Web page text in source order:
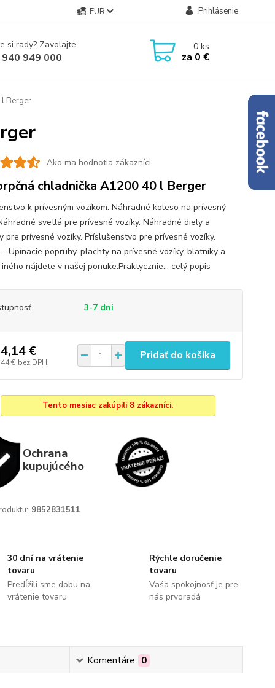
EUR Prihlásenie
si rady? Zavolajte.
949 000
0ks
za 0 €
Berger
Ako ma hodnotia zákazníci
chladnička A1200 40 l Berger
k prívesným vozíkom. Náhradné koleso na prívesný
svetlá pre prívesné vozíky. Náhradné diely a
pre prívesné vozíky. Príslušenstvo pre prívesné vozíky.
Upínacie popruhy, plachty na prívesné vozíky, blatníky a
nájdete v našej ponuke.Praktycznie... celý popis
3-7 dni
€
€ bez DPH
Pridať do košíka
Tento mesiac zakúpili 8 zákazníci.
Ochrana
kupujúcého
9852831511
30 dní na vrátenie
tovaru
Predĺžili sme dobu na
vrátenie tovaru
Rýchle doručenie
tovaru
Vaša spokojnosť je pre
nás prvoradá
Komentáre 0